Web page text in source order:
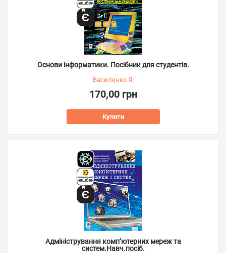
Основи інформатики. Посібник для студентів.
Василенко Я.
170,00 грн
Купити
Адміністрування комп’ютерних мереж та
систем.Навч.посіб.